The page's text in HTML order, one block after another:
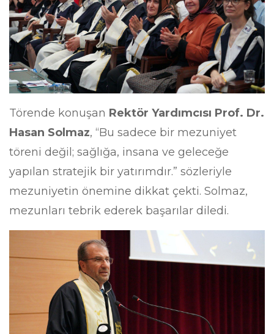
Törende konuşan Rektör Yardımcısı Prof. Dr.
Hasan Solmaz, “Bu sadece bir mezuniyet
töreni değil; sağlığa, insana ve geleceğe
yapılan stratejik bir yatırımdır.” sözleriyle
mezuniyetin önemine dikkat çekti. Solmaz,
mezunları tebrik ederek başarılar diledi.